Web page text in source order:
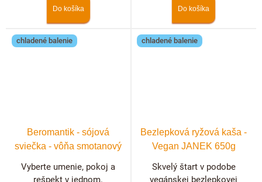
Do košíka Do košíka
chladené balenie
Beromantik - sójová
sviečka - vôňa smotanový
Vyberte umenie, pokoj a
rešpekt v jednom.
chladené balenie
Bezlepková ryžová kaša -
Vegan JANEK 650g
Skvelý štart v podobe
vegánskej bezlepkovej